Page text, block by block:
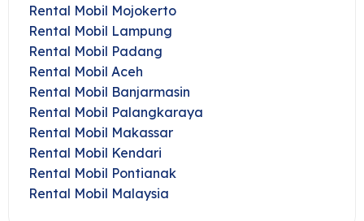
Rental Mobil Mojokerto
Rental Mobil Lampung
Rental Mobil Padang
Rental Mobil Aceh
Rental Mobil Banjarmasin
Rental Mobil Palangkaraya
Rental Mobil Makassar
Rental Mobil Kendari
Rental Mobil Pontianak
Rental Mobil Malaysia